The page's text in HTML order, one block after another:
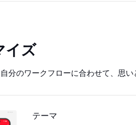
イズ
のワークフローに合わせて、思い
テーマ